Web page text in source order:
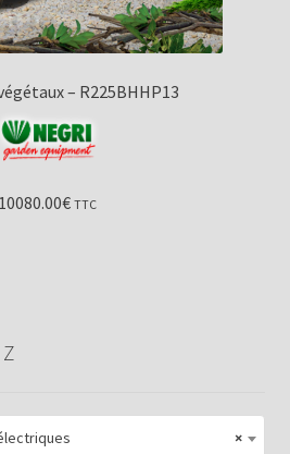
– R225BHHP13
10080.00€ TTC
×